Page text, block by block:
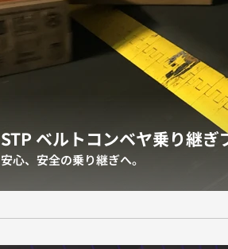
STP ベルトコンベヤ乗り継ぎ
安心、安全の乗り継ぎへ。